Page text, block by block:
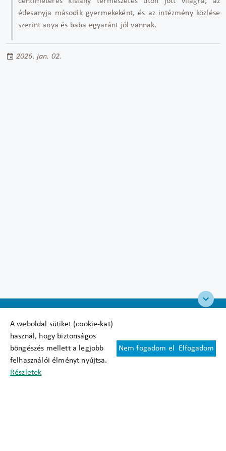
A weboldal sütiket (cookie-kat)
használ, hogy biztonságos
böngészés mellett a legjobb
felhasználói élményt nyújtsa.
Részletek
Nem fogadom el Elfogadom
édesanyja második gyermekeként, és az intézmény közlése
szerint anya és baba egyaránt jól vannak.
2026. jan. 02.
Felhasználási feltételek